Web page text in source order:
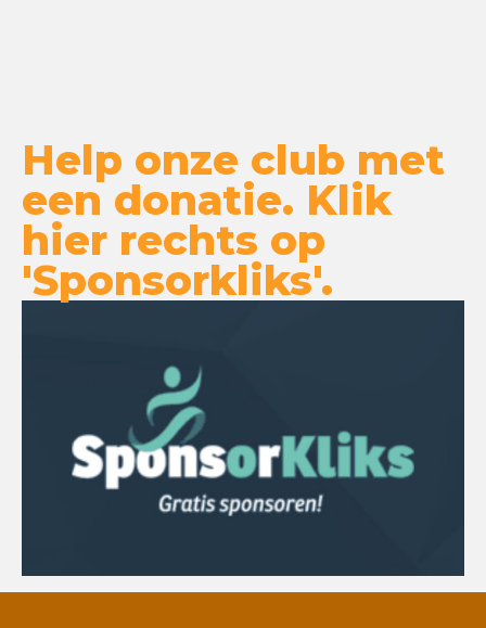
Help onze club met
een donatie. Klik
hier rechts op
'Sponsorkliks'.